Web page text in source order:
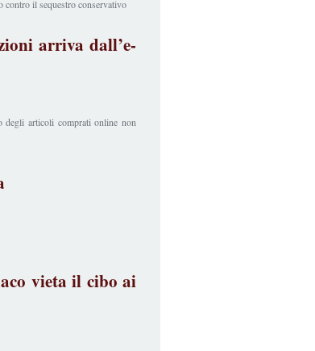
contro il sequestro conservativo
arriva dall’e-
articoli comprati online non
vieta il cibo ai